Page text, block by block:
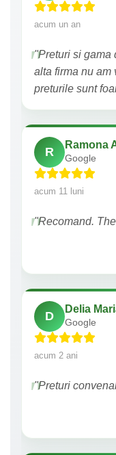
acum un an
"Preturi si gama
alta firma nu am
preturile sunt
R
Ramona
Google
acum 11 luni
"Recomand.
D
Delia
Google
acum 2 ani
"Preturi